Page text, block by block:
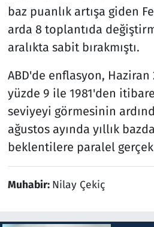
baz puanlık artışa giden
arda 8 toplantıda
aralıkta sabit bırakmıştı.
ABD'de enflasyon, Haziran
yüzde 9 ile 1981'den
seviyeyi görmesinin
ağustos ayında yıllık
beklentilere paralel
Muhabir: Nilay Çekiç